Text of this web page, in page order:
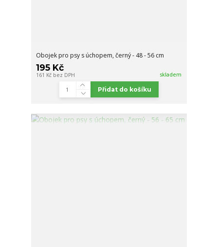
Obojek pro psy s úchopem, černý - 48 - 56 cm
195 Kč
161 Kč bez DPH skladem
Přidat do košíku